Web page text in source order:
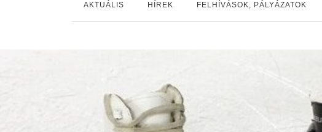
AKTUÁLIS HÍREK FELHÍVÁSOK, PÁLYÁZATOK